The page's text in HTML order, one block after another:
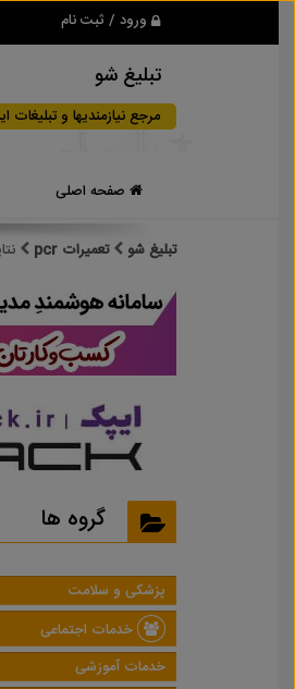
ورود / ثبت نام
تبلیغ شو
مرجع نیازمندیها و تبلیغات
صفحه اصلی
تبلیغ شو تعمیرات pcr
گروه ها
پزشکی و سلامت
خدمات اجتماعی
خدمات آموزشی